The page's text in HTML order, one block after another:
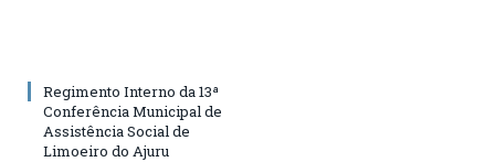
Regimento Interno da 13ª
Conferência Municipal de
Assistência Social de
Limoeiro do Ajuru